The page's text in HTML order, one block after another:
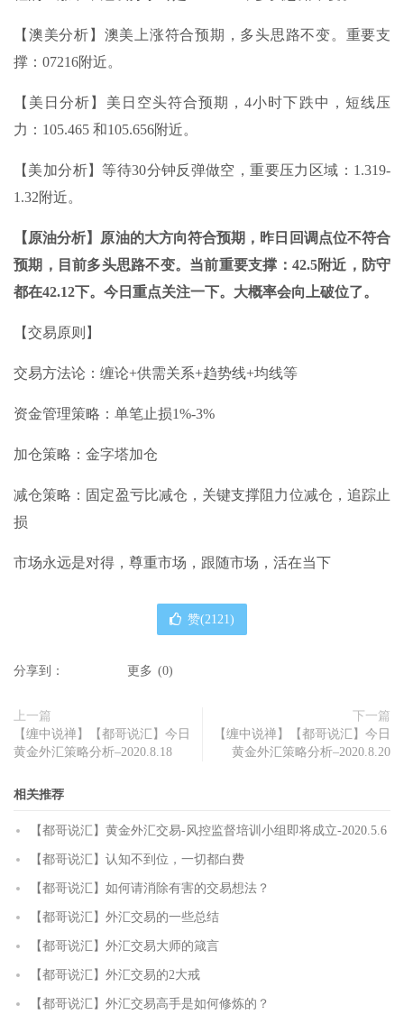
【澳美分析】澳美上涨符合预期，多头思路不变。重要支
撑：07216附近。
【美日分析】美日空头符合预期，4小时下跌中，短线压
力：105.465 和105.656附近。
【美加分析】等待30分钟反弹做空，重要压力区域：1.319-
1.32附近。
【原油分析】原油的大方向符合预期，昨日回调点位不符合
预期，目前多头思路不变。当前重要支撑：42.5附近，防守
都在42.12下。今日重点关注一下。大概率会向上破位了。
【交易原则】
交易方法论：缠论+供需关系+趋势线+均线等
资金管理策略：单笔止损1%-3%
加仓策略：金字塔加仓
减仓策略：固定盈亏比减仓，关键支撑阻力位减仓，追踪止
损
市场永远是对得，尊重市场，跟随市场，活在当下
赞(2121)
分享到： 更多 (0)
上一篇
【缠中说禅】【都哥说汇】今日
黄金外汇策略分析–2020.8.18
下一篇
【缠中说禅】【都哥说汇】今日
黄金外汇策略分析–2020.8.20
相关推荐
【都哥说汇】黄金外汇交易-风控监督培训小组即将成立-2020.5.6
【都哥说汇】认知不到位，一切都白费
【都哥说汇】如何请消除有害的交易想法？
【都哥说汇】外汇交易的一些总结
【都哥说汇】外汇交易大师的箴言
【都哥说汇】外汇交易的2大戒
【都哥说汇】外汇交易高手是如何修炼的？